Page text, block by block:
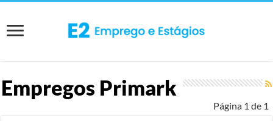
Empregos Primark
Página 1 de 1